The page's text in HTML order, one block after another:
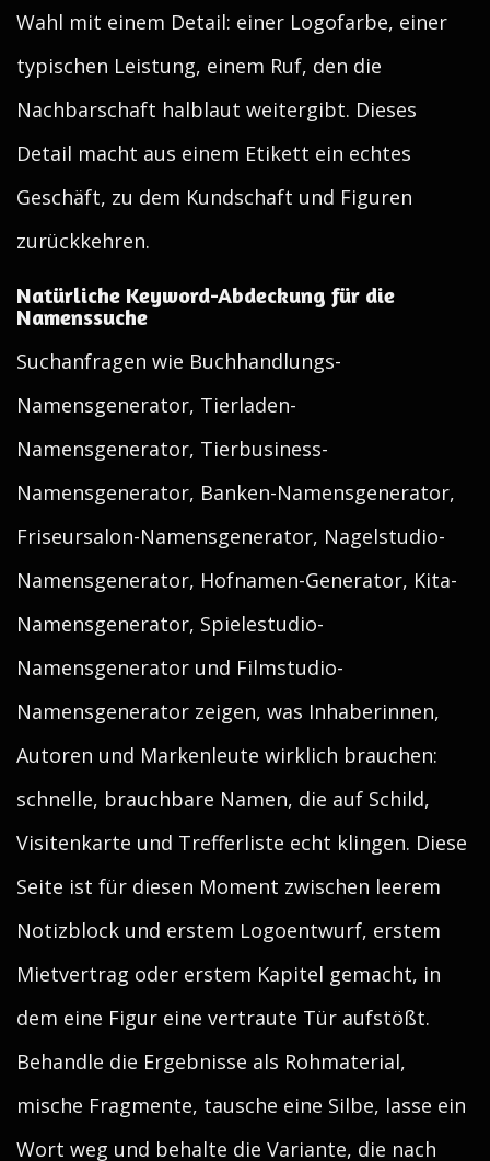
Wahl mit einem Detail: einer Logofarbe, einer
typischen Leistung, einem Ruf, den die
Nachbarschaft halblaut weitergibt. Dieses
Detail macht aus einem Etikett ein echtes
Geschäft, zu dem Kundschaft und Figuren
zurückkehren.
Natürliche Keyword-Abdeckung für die
Namenssuche
Suchanfragen wie Buchhandlungs-
Namensgenerator, Tierladen-
Namensgenerator, Tierbusiness-
Namensgenerator, Banken-Namensgenerator,
Friseursalon-Namensgenerator, Nagelstudio-
Namensgenerator, Hofnamen-Generator, Kita-
Namensgenerator, Spielestudio-
Namensgenerator und Filmstudio-
Namensgenerator zeigen, was Inhaberinnen,
Autoren und Markenleute wirklich brauchen:
schnelle, brauchbare Namen, die auf Schild,
Visitenkarte und Trefferliste echt klingen. Diese
Seite ist für diesen Moment zwischen leerem
Notizblock und erstem Logoentwurf, erstem
Mietvertrag oder erstem Kapitel gemacht, in
dem eine Figur eine vertraute Tür aufstößt.
Behandle die Ergebnisse als Rohmaterial,
mische Fragmente, tausche eine Silbe, lasse ein
Wort weg und behalte die Variante, die nach